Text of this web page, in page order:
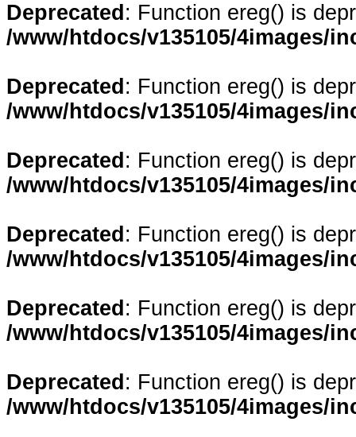
Deprecated : Function ereg() is
/www/htdocs/v135105/4images/
Deprecated : Function ereg() is
/www/htdocs/v135105/4images/
Deprecated : Function ereg() is
/www/htdocs/v135105/4images/
Deprecated : Function ereg() is
/www/htdocs/v135105/4images/
Deprecated : Function ereg() is
/www/htdocs/v135105/4images/
Deprecated : Function ereg() is
/www/htdocs/v135105/4images/